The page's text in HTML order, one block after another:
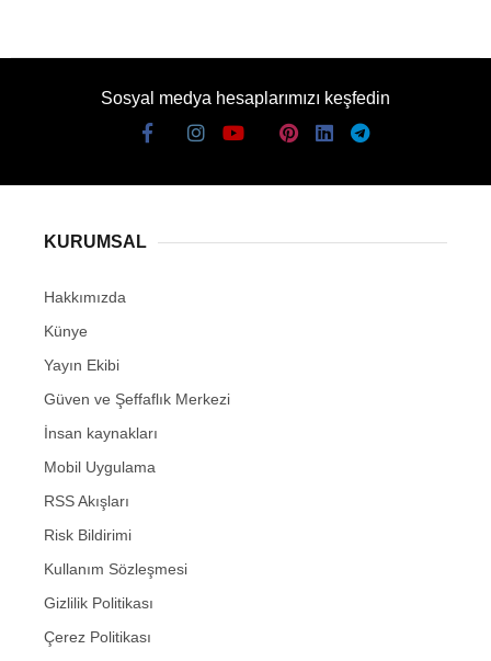
Sosyal medya hesaplarımızı keşfedin
KURUMSAL
Hakkımızda
Künye
Yayın Ekibi
Güven ve Şeffaflık Merkezi
İnsan kaynakları
Mobil Uygulama
RSS Akışları
Risk Bildirimi
Kullanım Sözleşmesi
Gizlilik Politikası
Çerez Politikası